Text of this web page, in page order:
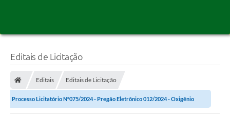
Editais de Licitação
Editais Editais de Licitação
Processo Licitatório Nº075/2024 - Pregão Eletrônico 012/2024 - Oxigênio